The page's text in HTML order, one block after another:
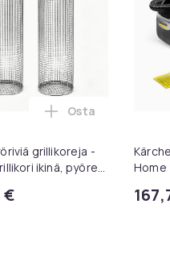
QC35 I/II, QC25, QC15,
grillikoreja -
ikinä, pyöreä
valmistettu
€
Lisää 2 kpl
Osta
Home